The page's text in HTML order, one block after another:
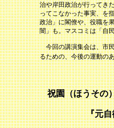
治や岸田政治が行ってき
ってこなかった事実、を
政治」に閣僚や、役職を
闇」も。マスコミは「自
今回の講演集会は、市民
るための、今後の運動の
祝園（ほうその
『元